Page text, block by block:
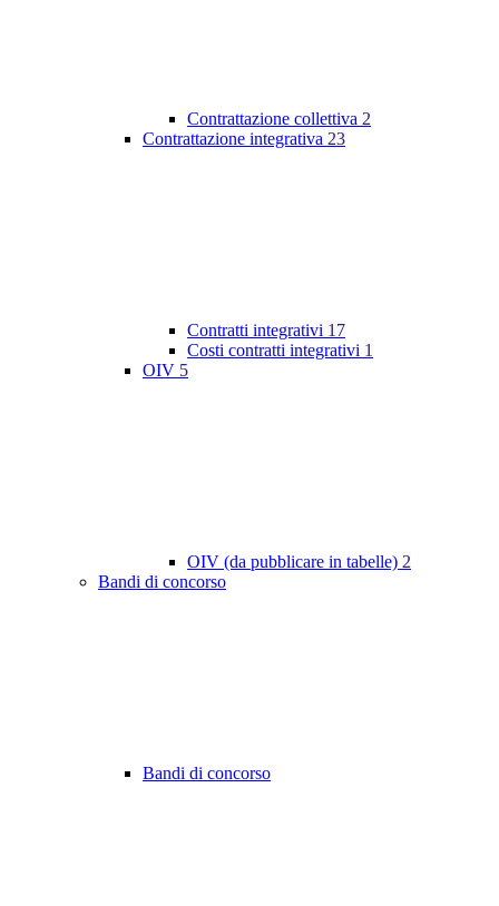
Contrattazione collettiva 2
Contrattazione integrativa 23
Contratti integrativi 17
Costi contratti integrativi 1
OIV 5
OIV (da pubblicare in tabelle) 2
Bandi di concorso
Bandi di concorso